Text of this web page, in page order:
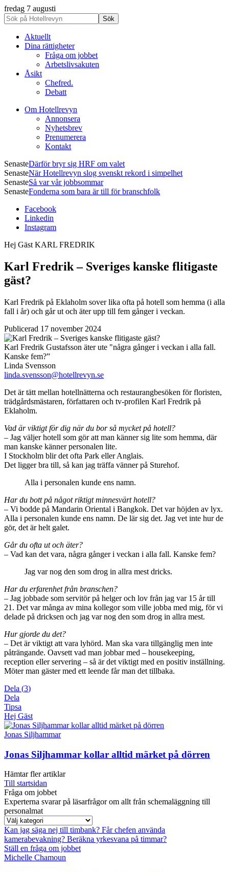
fredag 7 augusti
Aktuellt
Dina rättigheter
Fråga om jobbet
Arbetslivsakuten
Åsikt
Chefred.
Debatt
Om Hotellrevyn
Annonsera
Nyhetsbrev
Prenumerera
Kontakt
SenasteDärför bryr sig HRF om valet
SenasteNär Hotellrevyn slog svenskt rekord i simpelhet
SenasteSå var vår jobbsommar
SenasteFonderna som bara är till för branschfolk
Facebook
Linkedin
Instagram
Hej Gäst KARL FREDRIK
Karl Fredrik – Sveriges kanske flitigaste
gäst?
Karl Fredrik på Eklaholm sover lika ofta på hotell som hemma (i alla
fall i år) och går ut och äter upp till fem gånger i veckan.
Publicerad 17 november 2024
Karl Fredrik Gustafsson äter ute "några gånger i veckan i alla fall.
Kanske fem?”
Linda Svensson
linda.svensson@hotellrevyn.se
Det är tätt mellan hotellnätterna och restaurangbesöken för floristen,
trädgårdsmästaren, författaren och tv-profilen Karl Fredrik på
Eklaholm.
Vad är viktigt för dig när du bor så mycket på hotell?
– Jag väljer hotell som gör att man känner sig lite som hemma, där
man kanske känner personalen lite.
I Stockholm blir det ofta Park eller Anglais.
Det ligger bra till, så kan jag träffa vänner på Sturehof.
Alla i personalen kunde ens namn.
Har du bott på något riktigt minnesvärt hotell?
– Vi bodde på Mandarin Oriental i Bangkok. Det var höjden av lyx.
Alla i personalen kunde ens namn. De lär sig det. Jag vet inte hur de
gör, det är helt galet.
Går du ofta ut och äter?
– Vad kan det vara, några gånger i veckan i alla fall. Kanske fem?
Jag var nog den som drog in allra mest dricks.
Har du erfarenhet från branschen?
– Jag jobbade som servitör på helger och lov från jag var 15 år till
21. Det var många av mina kollegor som ville jobba med mig, för vi
delade på dricksen och jag var nog den som drog in allra mest.
Hur gjorde du det?
– Det är viktigt att vara lyhörd. Man ska vara tillgänglig men inte
påträngande. Oavsett vad man jobbar med – housekeeping,
reception eller servering – så är det viktigt med en positiv inställning.
Möter man gäster med ett leende får man det tillbaka.
Dela (3)
Dela
Tipsa
Hej Gäst
Jonas Siljhammar
Jonas Siljhammar kollar alltid märket på dörren
Hämtar fler artiklar
Till startsidan
Fråga om jobbet
Experterna svarar på läsarfrågor om allt från schemaläggning till
personalmat
Kan jag säga nej till timbank? Får chefen använda
kamerabevakning? Beräkna yrkesvana på timmar?
Ställ en fråga om jobbet
Michelle Chamoun